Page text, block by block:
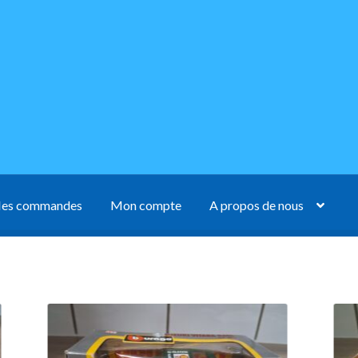
commandes Mon compte A propos de nous